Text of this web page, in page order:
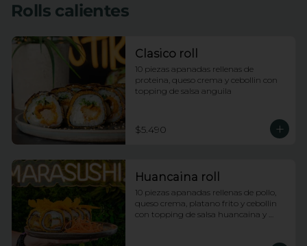
Rolls calientes
Clasico roll
10 piezas apanadas rellenas de
proteina, queso crema y cebollin con
topping de salsa anguila
$5.490
Huancaina roll
10 piezas apanadas rellenas de pollo,
queso crema, platano frito y cebollin
con topping de salsa huancaina y